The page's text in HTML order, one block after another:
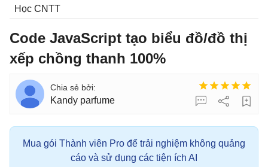
Học CNTT
Code JavaScript tạo biểu đồ/đồ thị
xếp chồng thanh 100%
Kandy parfume
Mua gói Thành viên Pro để trải nghiệm không quảng
cáo và sử dụng các tiện ích AI